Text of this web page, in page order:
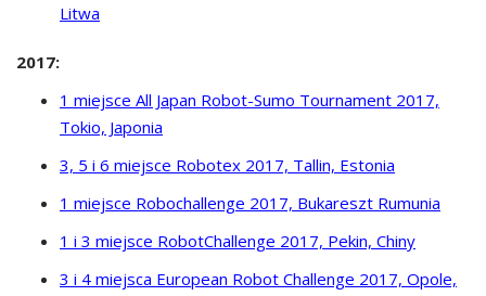
Litwa
2017:
1 miejsce All Japan Robot-Sumo Tournament 2017,
Tokio, Japonia
3, 5 i 6 miejsce Robotex 2017, Tallin, Estonia
1 miejsce Robochallenge 2017, Bukareszt Rumunia
1 i 3 miejsce RobotChallenge 2017, Pekin, Chiny
3 i 4 miejsca European Robot Challenge 2017, Opole,